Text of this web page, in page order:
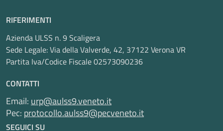
RIFERIMENTI
Azienda ULSS n. 9 Scaligera
Sede Legale: Via della Valverde, 42, 37122 Verona VR
Partita Iva/Codice Fiscale 02573090236
CONTATTI
Email: urp@aulss9.veneto.it
Pec: protocollo.aulss9@pecveneto.it
SEGUICI SU